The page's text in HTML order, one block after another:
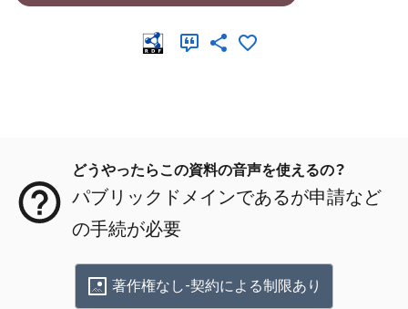
どうやったらこの資料の音声を使えるの？
パブリックドメインであるが申請など
の手続が必要
著作権なし-契約による制限あり